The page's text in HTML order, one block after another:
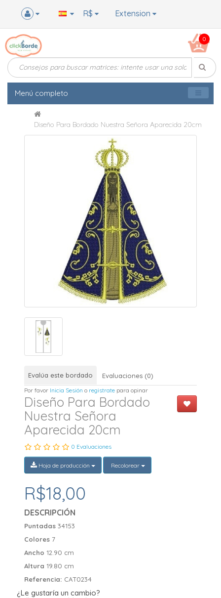
Extension
R$
0
Menú completo
Diseño Para Bordado Nuestra Señora Aparecida 20cm
Evalúa este bordado Evaluaciones (0)
Por favor Inicia Sesión o registrate para opinar
Diseño Para Bordado
Nuestra Señora
Aparecida 20cm
0 Evaluaciones
Hoja de producción Recolorear
R$18,00
DESCRIPCIÓN
Puntadas34153
Colores 7
Ancho 12.90 cm
Altura 19.80 cm
Referencia: CAT0234
¿Le gustaría un cambio?